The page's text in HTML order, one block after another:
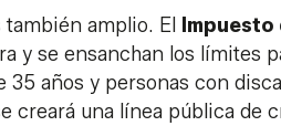
amplio. El
y se ensanchan los límites
35 años y personas con
creará una línea pública de